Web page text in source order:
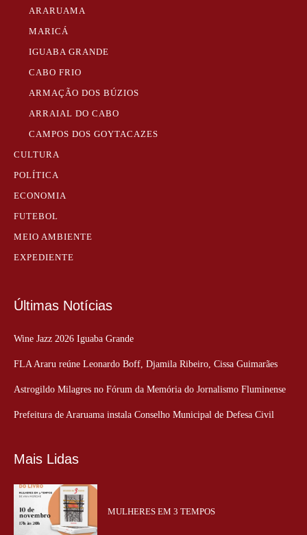
ARARUAMA
MARICÁ
IGUABA GRANDE
CABO FRIO
ARMAÇÃO DOS BÚZIOS
ARRAIAL DO CABO
CAMPOS DOS GOYTACAZES
CULTURA
POLÍTICA
ECONOMIA
FUTEBOL
MEIO AMBIENTE
EXPEDIENTE
Últimas Notícias
Wine Jazz 2026 Iguaba Grande
FLA Araru reúne Leonardo Boff, Djamila Ribeiro, Cissa Guimarães
Astrogildo Milagres no Fórum da Memória do Jornalismo Fluminense
Prefeitura de Araruama instala Conselho Municipal de Defesa Civil
Mais Lidas
MULHERES EM 3 TEMPOS